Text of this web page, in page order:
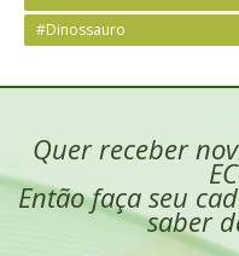
#Dinossauro
Quer receber
Então faça seu
saber